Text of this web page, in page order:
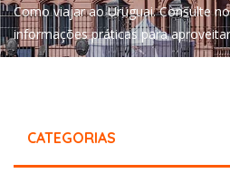
Como viajar ao Uruguai. Consulte
informações práticas para
CATEGORIAS